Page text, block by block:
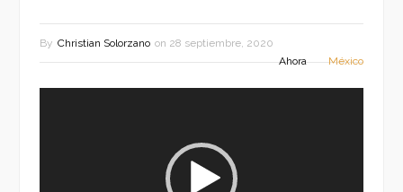
By Christian Solorzano on 28 septiembre, 2020
Ahora
México